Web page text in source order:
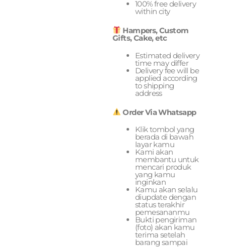
100% free delivery
within city
Hampers, Custom
Gifts, Cake, etc
Estimated delivery
time may differ
Delivery fee will be
applied according
to shipping
address
Order Via Whatsapp
Klik tombol yang
berada di bawah
layar kamu
Kami akan
membantu untuk
mencari produk
yang kamu
inginkan
Kamu akan selalu
diupdate dengan
status terakhir
pemesananmu
Bukti pengiriman
(foto) akan kamu
terima setelah
barang sampai